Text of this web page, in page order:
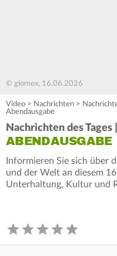
© glomex, 16.06.2026
Video > Nachrichten >
Abendausgabe
Nachrichten des Tages
ABENDAUSGABE
Informieren Sie sich über
und der Welt an diesem
Unterhaltung, Kultur und